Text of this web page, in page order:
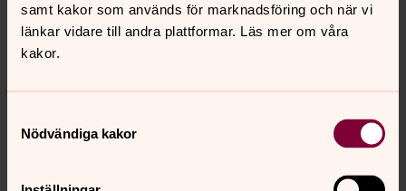
samt kakor som används för marknadsföring och när vi
länkar vidare till andra plattformar. Läs mer om våra
kakor.
Nödvändiga kakor
Enligt regeringen träder ändringen i förordningen om
allmänna sammankomster och offentliga tillställningar i
kraft den 24 november och gäller i ett första skede